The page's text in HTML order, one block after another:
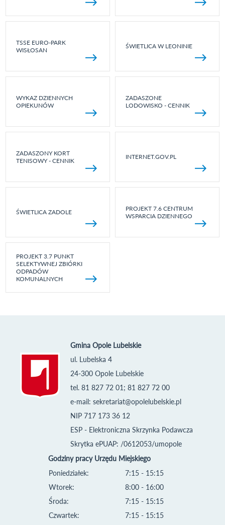
TSSE EURO-PARK
WISŁOSAN
ŚWIETLICA W LEONINIE
WYKAZ DZIENNYCH
OPIEKUNÓW
ZADASZONE
LODOWISKO - CENNIK
ZADASZONY KORT
TENISOWY - CENNIK
INTERNET.GOV.PL
ŚWIETLICA ZADOLE
PROJEKT 7.6 CENTRUM
WSPARCIA DZIENNEGO
PROJEKT 3.7 PUNKT
SELEKTYWNEJ ZBIÓRKI
ODPADÓW
KOMUNALNYCH
Gmina Opole Lubelskie
ul. Lubelska 4
24-300 Opole Lubelskie
tel. 81 827 72 01; 81 827 72 00
e-mail: sekretariat@opolelubelskie.pl
NIP 717 173 36 12
ESP - Elektroniczna Skrzynka Podawcza
Skrytka ePUAP: /0612053/umopole
Godziny pracy Urzędu Miejskiego
Poniedziałek:
Wtorek:
Środa:
Czwartek:
7:15 - 15:15
8:00 - 16:00
7:15 - 15:15
7:15 - 15:15